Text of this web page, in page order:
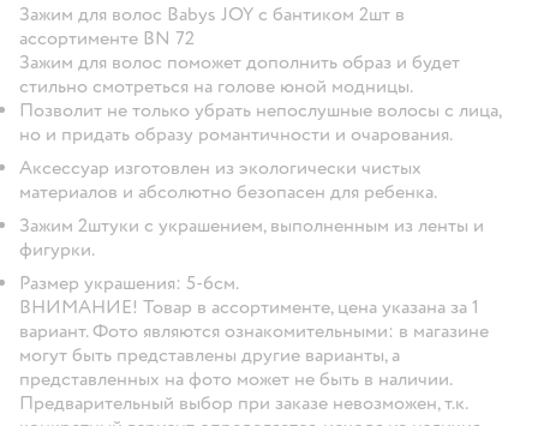
Зажим для волос Babys JOY с бантиком 2шт в
ассортименте BN 72
Зажим для волос поможет дополнить образ и будет
стильно смотреться на голове юной модницы.
Позволит не только убрать непослушные волосы с лица,
но и придать образу романтичности и очарования.
Аксессуар изготовлен из экологически чистых
материалов и абсолютно безопасен для ребенка.
Зажим 2штуки с украшением, выполненным из ленты и
фигурки.
Размер украшения: 5-6см.
ВНИМАНИЕ! Товар в ассортименте, цена указана за 1
вариант. Фото являются ознакомительными: в магазине
могут быть представлены другие варианты, а
представленных на фото может не быть в наличии.
Предварительный выбор при заказе невозможен, т.к.